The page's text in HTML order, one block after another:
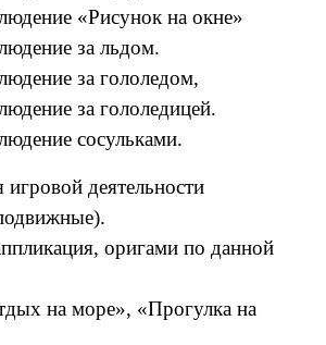
«Рисунок на окне»
за льдом.
за гололедом,
за гололедицей.
сосульками.
деятельности
оригами по данной
на море», «Прогулка на